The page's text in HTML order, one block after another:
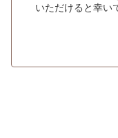
いただけると幸